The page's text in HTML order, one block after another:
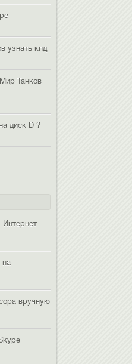
узнать кпд
Танков
диск D ?
Интернет
на
вручную